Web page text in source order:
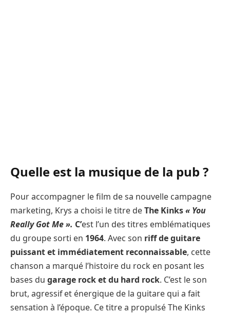
Quelle est la musique de la pub ?
Pour accompagner le film de sa nouvelle campagne
marketing, Krys a choisi le titre deThe Kinks« You
Really Got Me ». C’est l’un des titres emblématiques
du groupe sorti en 1964. Avec son riff de guitare
puissant et immédiatement reconnaissable, cette
chanson a marqué l’histoire du rock en posant les
bases du garage rocket du hard rock. C’est le son
brut, agressif et énergique de la guitare qui a fait
sensation à l’époque. Ce titre a propulsé The Kinks